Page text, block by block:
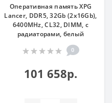
Оперативная память XPG
Lancer, DDR5, 32Gb (2x16Gb),
6400MHz, CL32, DIMM, с
радиаторами, белый
0
101 658р.